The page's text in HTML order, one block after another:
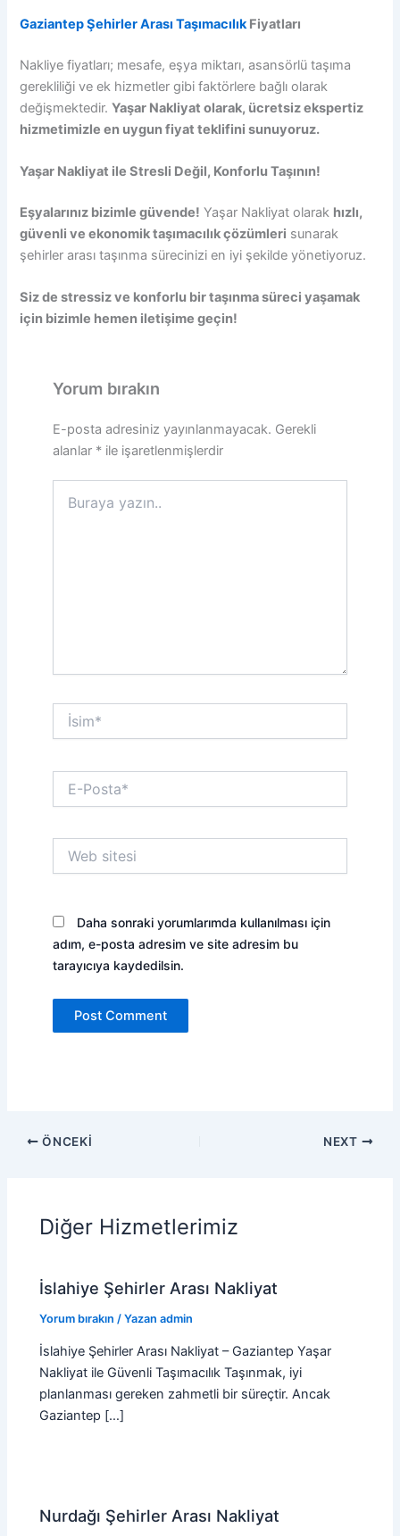
Gaziantep Şehirler Arası TaşımacılıkFiyatları
Nakliye fiyatları; mesafe, eşya miktarı, asansörlü taşıma
gerekliliği ve ek hizmetler gibi faktörlere bağlı olarak
değişmektedir.Yaşar Nakliyat olarak, ücretsiz ekspertiz
hizmetimizle en uygun fiyat teklifini sunuyoruz.
Yaşar Nakliyat ile Stresli Değil, Konforlu Taşının!
Eşyalarınız bizimle güvende! Yaşar Nakliyat olarak hızlı,
güvenli ve ekonomik taşımacılık çözümleri sunarak
şehirler arası taşınma sürecinizi en iyi şekilde yönetiyoruz.
Siz de stressiz ve konforlu bir taşınma süreci yaşamak
için bizimle hemen iletişime geçin!
Yorum bırakın
E-posta adresiniz yayınlanmayacak. Gerekli
alanlar *ile işaretlenmişlerdir
yazın..
İsim*
Posta*
sitesi
Daha sonraki yorumlarımda kullanılması için
adım, e-posta adresim ve site adresim bu
tarayıcıya kaydedilsin.
ÖNCEKI NEXT
Diğer Hizmetlerimiz
İslahiye Şehirler Arası Nakliyat
Yorum bırakın / Yazan admin
İslahiye Şehirler Arası Nakliyat – Gaziantep Yaşar
Nakliyat ile Güvenli Taşımacılık Taşınmak, iyi
planlanması gereken zahmetli bir süreçtir. Ancak
Gaziantep […]
Nurdağı Şehirler Arası Nakliyat